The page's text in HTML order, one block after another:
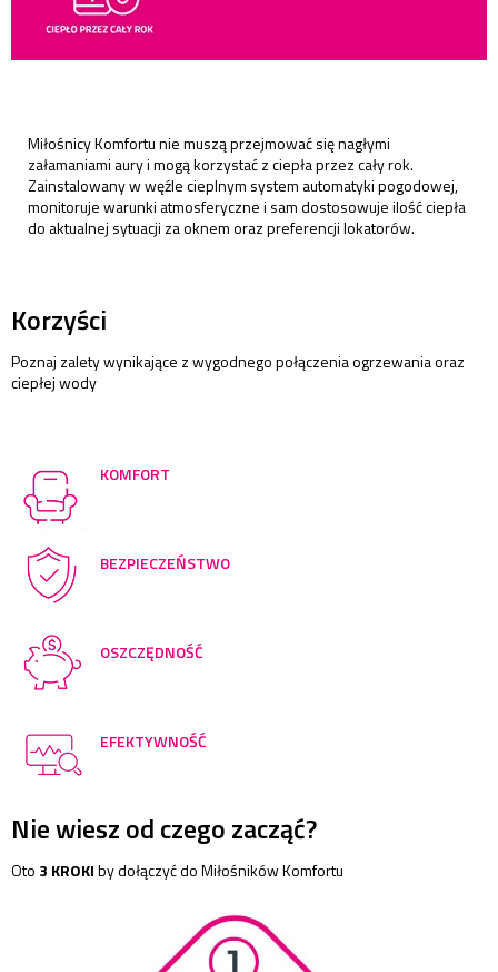
Miłośnicy Komfortu nie muszą przejmować się nagłymi
załamaniami aury i mogą korzystać z ciepła przez cały rok.
Zainstalowany w węźle cieplnym system automatyki pogodowej,
monitoruje warunki atmosferyczne i sam dostosowuje ilość ciepła
do aktualnej sytuacji za oknem oraz preferencji lokatorów.
Korzyści
Poznaj zalety wynikające z wygodnego połączenia ogrzewania oraz
ciepłej wody
KOMFORT
BEZPIECZEŃSTWO
OSZCZĘDNOŚĆ
EFEKTYWNOŚĆ
Nie wiesz od czego zacząć?
Oto 3 KROKIby dołączyć do Miłośników Komfortu